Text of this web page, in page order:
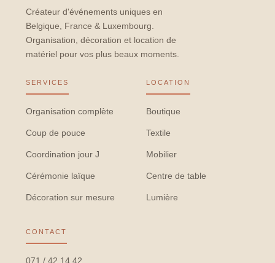
Créateur d'événements uniques en
Belgique, France & Luxembourg.
Organisation, décoration et location de
matériel pour vos plus beaux moments.
SERVICES
Organisation complète
Coup de pouce
Coordination jour J
Cérémonie laïque
Décoration sur mesure
LOCATION
Boutique
Textile
Mobilier
Centre de table
Lumière
CONTACT
071 / 42 14 42